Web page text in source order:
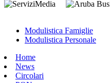
Modulistica Famiglie
Modulistica Personale
Home
News
Circolari